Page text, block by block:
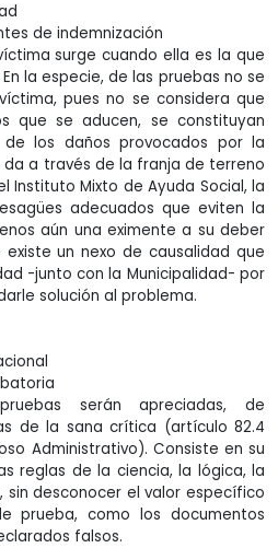
de indemnización
surge cuando ella es la que
la especie, de las pruebas no se
pues no se considera que
que se aducen, se constituyan
los daños provocados por la
a través de la franja de terreno
Instituto Mixto de Ayuda Social, la
adecuados que eviten la
aún una eximente a su deber
un nexo de causalidad que
-junto con la Municipalidad- por
solución al problema.
serán apreciadas, de
de la sana crítica (artículo 82.4
Administrativo). Consiste en su
reglas de la ciencia, la lógica, la
sin desconocer el valor específico
prueba, como los documentos
falsos.